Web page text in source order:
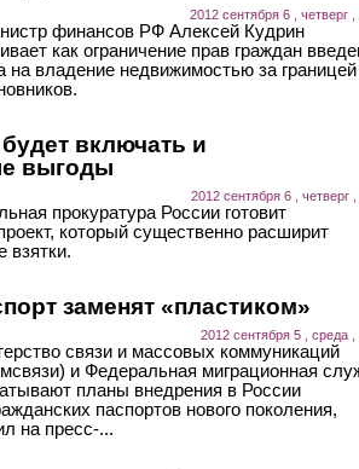
2012 сентября 6 , четверг ,
финансов РФ Алексей Кудрин
как ограничение прав граждан
на владение недвижимостью за границей
включать и
выгоды
2012 сентября 6 , четверг
прокуратура России готовит
который существенно расширит
взятки.
заменят «пластиком»
2012 сентября 5 , среда ,
связи и массовых коммуникаций
и Федеральная миграционная
планы внедрения в России
паспортов нового поколения,
на пресс-...